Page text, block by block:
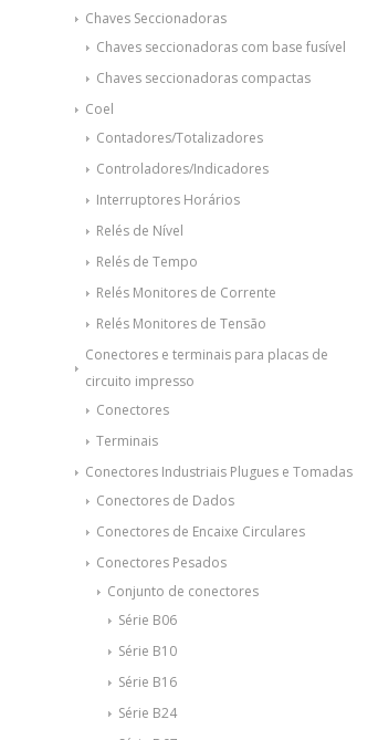
Chaves Seccionadoras
Chaves seccionadoras com base fusível
Chaves seccionadoras compactas
Coel
Contadores/Totalizadores
Controladores/Indicadores
Interruptores Horários
Relés de Nível
Relés de Tempo
Relés Monitores de Corrente
Relés Monitores de Tensão
Conectores e terminais para placas de
circuito impresso
Conectores
Terminais
Conectores Industriais Plugues e Tomadas
Conectores de Dados
Conectores de Encaixe Circulares
Conectores Pesados
Conjunto de conectores
Série B06
Série B10
Série B16
Série B24